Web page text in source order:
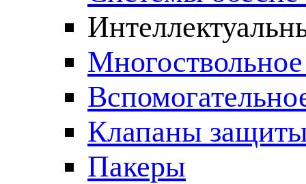
Клапаны
Пакеры